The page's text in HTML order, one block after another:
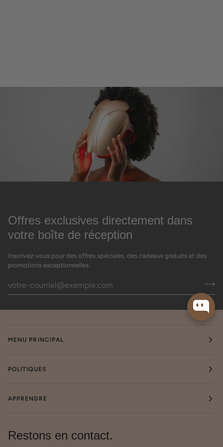
Offres exclusives directement dans
votre boîte de réception
Inscrivez-vous pour des offres spéciales, des cadeaux gratuits et des
promotions exceptionnelles.
MENU PRINCIPAL
POLITIQUES
APPRENDRE
Restons en contact.